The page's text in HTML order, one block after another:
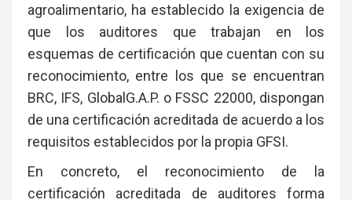
agroalimentario, ha establecido la exigencia de
que los auditores que trabajan en los
esquemas de certificación que cuentan con su
reconocimiento, entre los que se encuentran
BRC, IFS, GlobalG.A.P. o FSSC 22000, dispongan
de una certificación acreditada de acuerdo a los
requisitos establecidos por la propia GFSI.
En concreto, el reconocimiento de la
certificación acreditada de auditores forma